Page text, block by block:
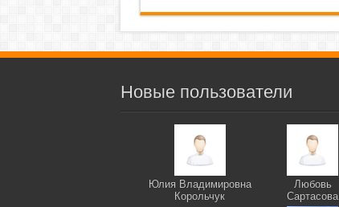
Новые пользователи
Юлия Владимировна
Корольчук
Любовь
Сартасова